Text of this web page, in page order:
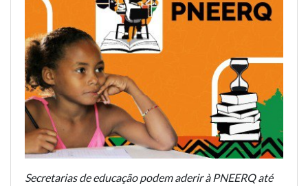
Secretarias de educação podem aderir à PNEERQ até